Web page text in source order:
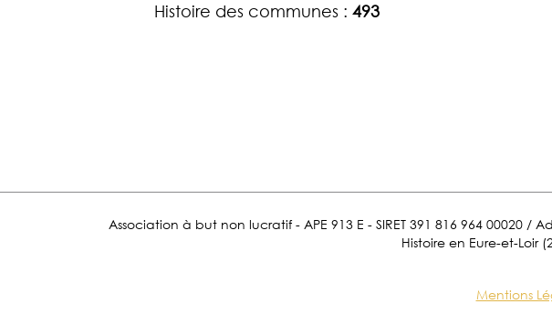
Histoire des communes : 493
Association à but non lucratif - APE 913 E - SIRET 391 816 964 00020
Histoire en Eure-et-Loir
Mentions